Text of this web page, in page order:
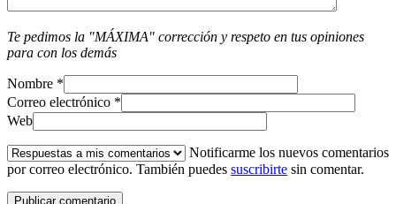
Te pedimos la "MÁXIMA" corrección y respeto en tus opiniones
para con los demás
Nombre *
Correo electrónico *
Web
Notificarme los nuevos comentarios
por correo electrónico. También puedes suscribirte sin comentar.